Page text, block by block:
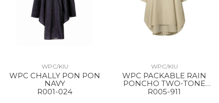
WPC/KIU
WPC CHALLY PON PON
NAVY
R001-024
WPC/KIU
WPC PACKABLE RAIN
PONCHO TWO-TONE
UNISEX 911 BEIGE
R005-911